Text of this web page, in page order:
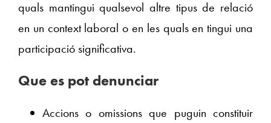
quals mantingui qualsevol altre tipus de relació
en un context laboral o en les quals en tingui una
participació significativa.
Que es pot denunciar
Accions o omissions que puguin constituir